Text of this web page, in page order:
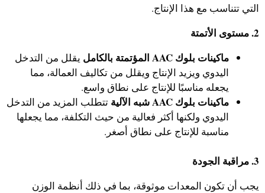
التي تتناسب مع هذا الإنتاج.
2. مستوى الأتمتة
ماكينات بلوك AAC المؤتمتة بالكامل
يقلل من التدخل
اليدوي ويزيد الإنتاج ويقلل من تكاليف العمالة، مما
يجعله مناسبًا للإنتاج على نطاق واسع.
ماكينات بلوك AAC شبه الآلية
تتطلب المزيد من التدخل
اليدوي ولكنها أكثر فعالية من حيث التكلفة، مما يجعلها
مناسبة للإنتاج على نطاق أصغر.
3. مراقبة الجودة
يجب أن تكون المعدات موثوقة، بما في ذلك أنظمة الوزن